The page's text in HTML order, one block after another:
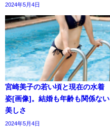
2024年5月4日
宮崎美子の若い頃と現在の水着
姿[画像]。結婚も年齢も関係ない
美しさ
2024年5月4日